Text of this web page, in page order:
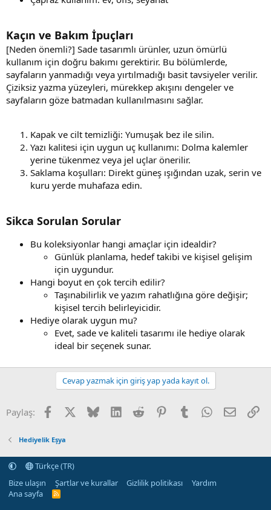
Kaçın ve Bakım İpuçları
[Neden önemli?] Sade tasarımlı ürünler, uzun ömürlü
kullanım için doğru bakımı gerektirir. Bu bölümlerde,
sayfaların yanmadığı veya yırtılmadığı basit tavsiyeler verilir.
Çiziksiz yazma yüzeyleri, mürekkep akışını dengeler ve
sayfaların göze batmadan kullanılmasını sağlar.
Kapak ve cilt temizliği: Yumuşak bez ile silin.
Yazı kalitesi için uygun uç kullanımı: Dolma kalemler
yerine tükenmez veya jel uçlar önerilir.
Saklama koşulları: Direkt güneş ışığından uzak, serin ve
kuru yerde muhafaza edin.
Sikca Sorulan Sorular
Bu koleksiyonlar hangi amaçlar için idealdir?
Günlük planlama, hedef takibi ve kişisel gelişim
için uygundur.
Hangi boyut en çok tercih edilir?
Taşınabilirlik ve yazım rahatlığına göre değişir;
kişisel tercih belirleyicidir.
Hediye olarak uygun mu?
Evet, sade ve kaliteli tasarımı ile hediye olarak
ideal bir seçenek sunar.
Cevap yazmak için giriş yap yada kayıt ol.
Paylaş: FacebookX (Twitter)
BlueskyLinkedInReddit PinterestTumblr WhatsApp
E-posta
Hediyelik Eşya
Türkçe (TR)
Bize ulaşın
Şartlar ve kurallar Gizlilik politikası
Yardım
Ana sayfa
R